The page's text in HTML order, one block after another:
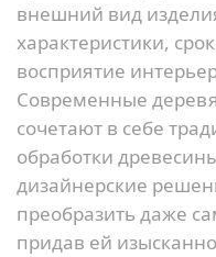
внешний вид
характеристики,
восприятие
Современные
сочетают в себе
обработки
дизайнерские
преобразить даже
придав ей